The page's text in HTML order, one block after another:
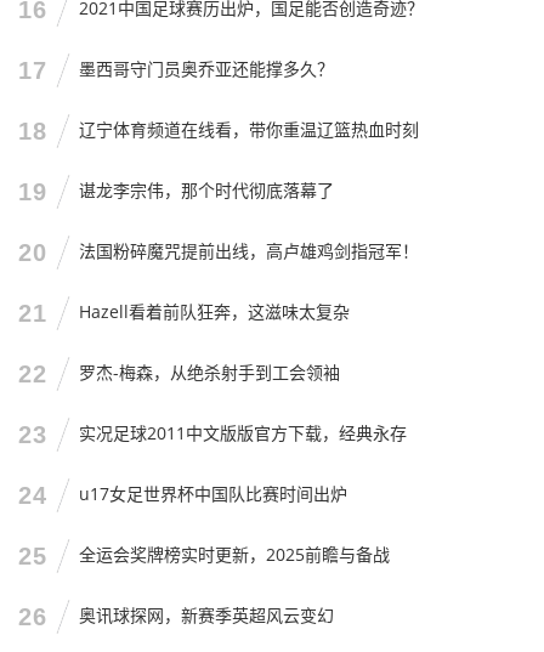
培养一支女排队伍,其实跟咱们送孩子高考特别像。
小学初中那是打基础,就像女排的青训体系；高中三年是冲
成绩当然重要，能上清华北大（夺冠）最好。
如果高考没发挥好,或者只考了个普通一本（没进四强），孩
子的人生就毁了吗？当然不是！后面还有考研（世锦赛），
还有工作（下一个奥运周期）。
之后，她们需要重新审视自己，查漏补缺，有的可能需要调
整心态，有的可能需要加强技术，有的甚至可能换个专业
（位置）。
作为家长（球迷），我们要做的，不是在高考失利后天天骂
说：“没关系，咱们总结经验，考研再战！”
无论输赢，陪你到底
16 2021中国足球赛历出炉，国足能否创造奇迹？
17 墨西哥守门员奥乔亚还能撑多久？
18 辽宁体育频道在线看，带你重温辽篮热血时刻
19 谌龙李宗伟，那个时代彻底落幕了
20 法国粉碎魔咒提前出线，高卢雄鸡剑指冠军！
21 Hazell看着前队狂奔，这滋味太复杂
22 罗杰-梅森，从绝杀射手到工会领袖
23 实况足球2011中文版版官方下载，经典永存
24 u17女足世界杯中国队比赛时间出炉
25 全运会奖牌榜实时更新，2025前瞻与备战
26 奥讯球探网，新赛季英超风云变幻